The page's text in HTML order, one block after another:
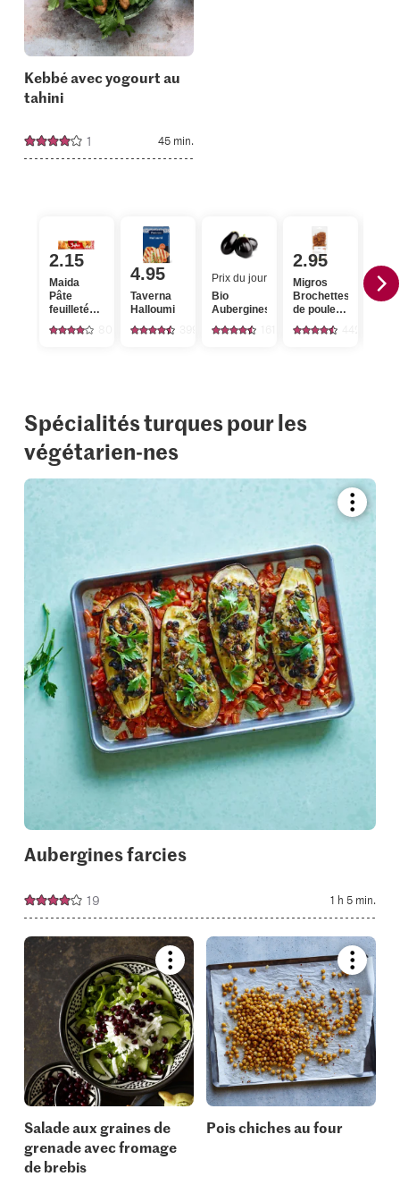
collections.
Kebbé avec yogourt au
tahini
1 45 min.
2.15
Maida
Pâte
feuilletée
burek, pita
4.95
Taverna
Halloumi
Prix du jour
Bio
Aubergines
2.95
Migros
Brochettes
de poulet
Bio
Spécialités turques pour les
végétarien-nes
recipe
or
Aubergines farcies
19 1 h 5 min.
Bookmark
recipe
or
add
it
to
your
collections.
Salade aux graines de
grenade avec fromage
de brebis
recipe
or
add
it
to
your
Pois chiches au four